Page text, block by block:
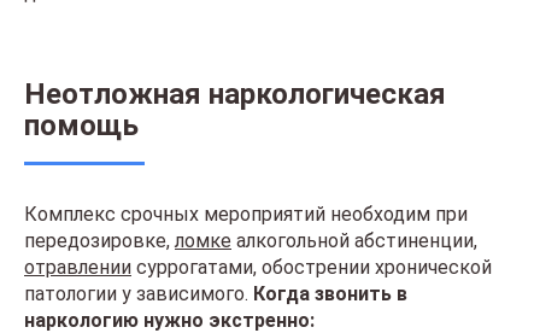
Неотложная наркологическая
помощь
Комплекс срочных мероприятий необходим при
передозировке,ломке алкогольной абстиненции,
отравлении суррогатами, обострении хронической
патологии у зависимого. Когда звонить в
наркологию нужно экстренно: